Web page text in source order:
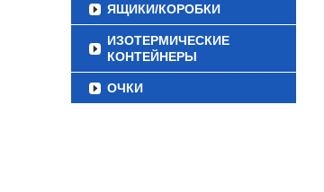
ЯЩИКИ/КОРОБКИ
ИЗОТЕРМИЧЕСКИЕ
КОНТЕЙНЕРЫ
ОЧКИ